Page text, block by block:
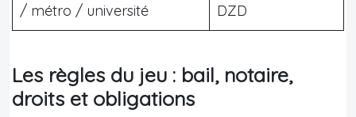
/ métro / université
DZD
Les règles du jeu : bail, notaire,
droits et obligations